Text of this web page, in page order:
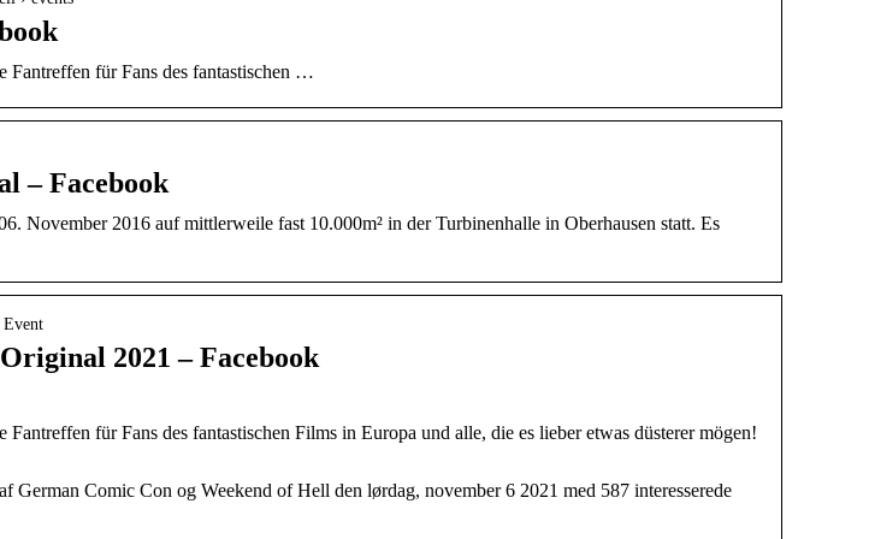
Fantreffen für Fans des fantastischen …
– Facebook
November 2016 auf mittlerweile fast 10.000m² in der Turbinenhalle in Oberhausen statt. Es
2021 – Facebook
für Fans des fantastischen Films in Europa und alle, die es lieber etwas düsterer mögen!
German Comic Con og Weekend of Hell den lørdag, november 6 2021 med 587 interesserede